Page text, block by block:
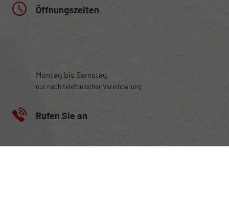
Öffnungszeiten
Montag bis Samstag
nur nach telefonischer Vereinbarung
Rufen Sie an